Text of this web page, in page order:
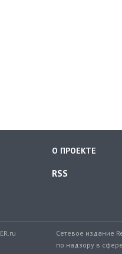
О ПРОЕКТЕ
RSS
Сетевое издание
по надзору в